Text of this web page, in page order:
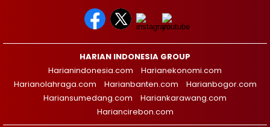
HARIAN INDONESIA GROUP
Harianindonesia.com
Harianekonomi.com
Harianolahraga.com
Harianbanten.com
Harianbogor.com
Hariansumedang.com
Hariankarawang.com
Hariancirebon.com